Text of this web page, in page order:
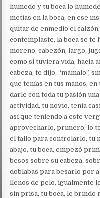
humedo y tu boca lo
metías en la boca, en ese
quitar de enmedio el
contemplaste, la boca se te
moreno, cabezón, largo,
como si tuviera vida, hacia
cabeza, te dijo, “mámalo”,
que tenías en tus manos,
darle con toda tu pasión
actividad, tu novio, tenía
así que teniendo a este
aprovecharlo, primero, lo
el tallo para controlarlo, tu
abajo, tu boca, empezó
besos sobre su cabeza,
doblabas para besarlo por
llenos de pelo, igualmente
sin prisa, tu boca, le brindo